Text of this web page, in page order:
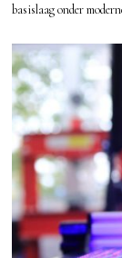
basislaag onder